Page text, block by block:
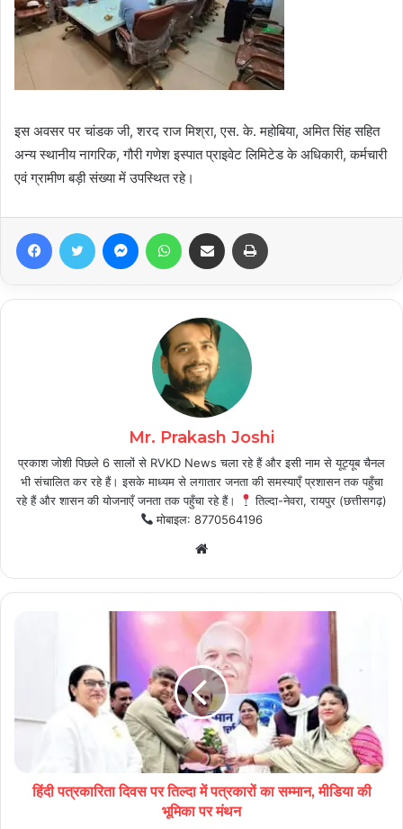
इस अवसर पर चांडक जी, शरद राज मिश्रा, एस. के. महोबिया, अमित सिंह सहित
अन्य स्थानीय नागरिक, गौरी गणेश इस्पात प्राइवेट लिमिटेड के अधिकारी, कर्मचारी
एवं ग्रामीण बड़ी संख्या में उपस्थित रहे।
FacebookTwitter MessengerWhatsAppShare via Email
Mr. Prakash Joshi
प्रकाश जोशी पिछले 6 सालों से RVKD News चला रहे हैं और इसी नाम से यूट्यूब चैनल
भी संचालित कर रहे हैं। इसके माध्यम से लगातार जनता की समस्याएँ प्रशासन तक पहुँचा
रहे हैं और शासन की योजनाएँ जनता तक पहुँचा रहे हैं।
तिल्दा-नेवरा, रायपुर (छत्तीसगढ़)
मोबाइल: 8770564196
Website
हिंदी पत्रकारिता दिवस पर तिल्दा में पत्रकारों का सम्मान, मीडिया की
भूमिका पर मंथन